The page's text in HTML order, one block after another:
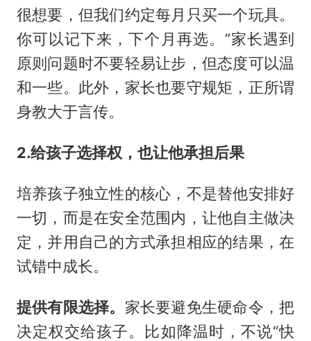
很想要，但我们约定每月只买一个玩具。
你可以记下来，下个月再选。”家长遇到
原则问题时不要轻易让步，但态度可以温
和一些。此外，家长也要守规矩，正所谓
身教大于言传。
2.给孩子选择权，也让他承担后果
培养孩子独立性的核心，不是替他安排好
一切，而是在安全范围内，让他自主做决
定，并用自己的方式承担相应的结果，在
试错中成长。
提供有限选择。 家长要避免生硬命令，把
决定权交给孩子。比如降温时，不说“快